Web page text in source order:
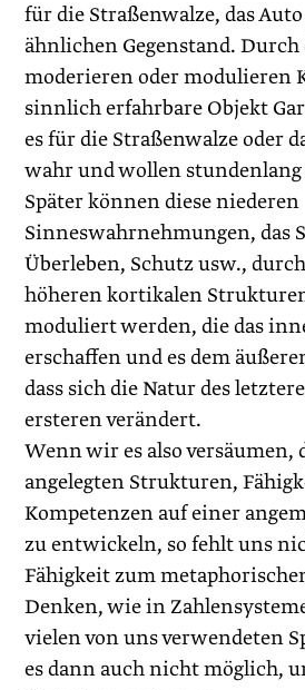
für die Straßenwalze, das
ähnlichen Gegenstand. Durch
moderieren oder modulieren
sinnlich erfahrbare Objekt
es für die Straßenwalze oder
wahr und wollen
Später können diese niederen
Sinneswahrnehmungen, das
Überleben, Schutz usw.,
höheren kortikalen
moduliert werden, die das
erschaffen und es dem
dass sich die Natur des
ersteren verändert.
Wenn wir es also versäumen,
angelegten Strukturen,
Kompetenzen auf einer
zu entwickeln, so fehlt uns
Fähigkeit zum
Denken, wie in
vielen von uns verwendeten
es dann auch nicht möglich,